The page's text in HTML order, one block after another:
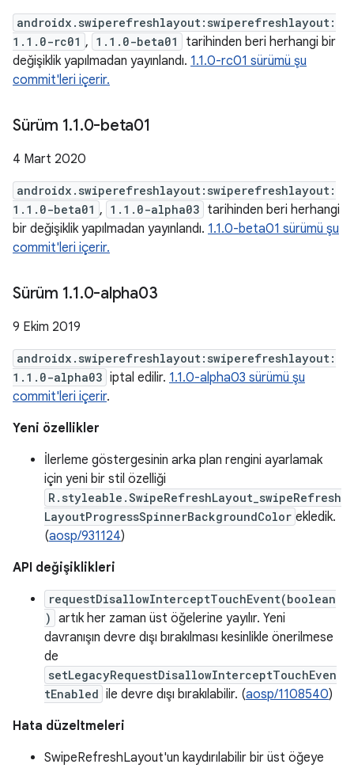
androidx.swiperefreshlayout:swiperefreshlayout:
1.1.0-rc01 , 1.1.0-beta01
tarihinden beri herhangi bir
değişiklik yapılmadan yayınlandı. 1.1.0-rc01 sürümü şu
commit'leri içerir.
Sürüm 1.1.0-beta01
4 Mart 2020
androidx.swiperefreshlayout:swiperefreshlayout:
1.1.0-beta01 , 1.1.0-alpha03 tarihinden beri herhangi
bir değişiklik yapılmadan yayınlandı. 1.1.0-beta01 sürümü şu
commit'leri içerir.
Sürüm 1.1.0-alpha03
9 Ekim 2019
androidx.swiperefreshlayout:swiperefreshlayout:
1.1.0-alpha03 iptal edilir. 1.1.0-alpha03 sürümü şu
commit'leri içerir.
Yeni özellikler
İlerleme göstergesinin arka plan rengini ayarlamak
için yeni bir stil özelliği
R.styleable.SwipeRefreshLayout_swipeRefresh
LayoutProgressSpinnerBackgroundColor ekledik.
(aosp/931124)
API değişiklikleri
requestDisallowInterceptTouchEvent(boolean
) artık her zaman üst öğelerine yayılır. Yeni
davranışın devre dışı bırakılması kesinlikle önerilmese
de
setLegacyRequestDisallowInterceptTouchEven
tEnabled ile devre dışı bırakılabilir. (aosp/1108540)
Hata düzeltmeleri
SwipeRefreshLayout'un kaydırılabilir bir üst öğeye